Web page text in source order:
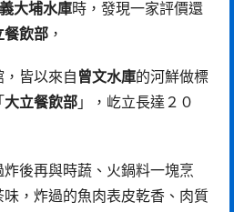
大埔水庫時，發現一家評價還
餐飲部 ，
皆以來自 曾文水庫的河鮮做標
大立餐飲部 」，屹立長達２０
後再與時蔬、火鍋料一塊烹
，炸過的魚肉表皮乾香、肉質